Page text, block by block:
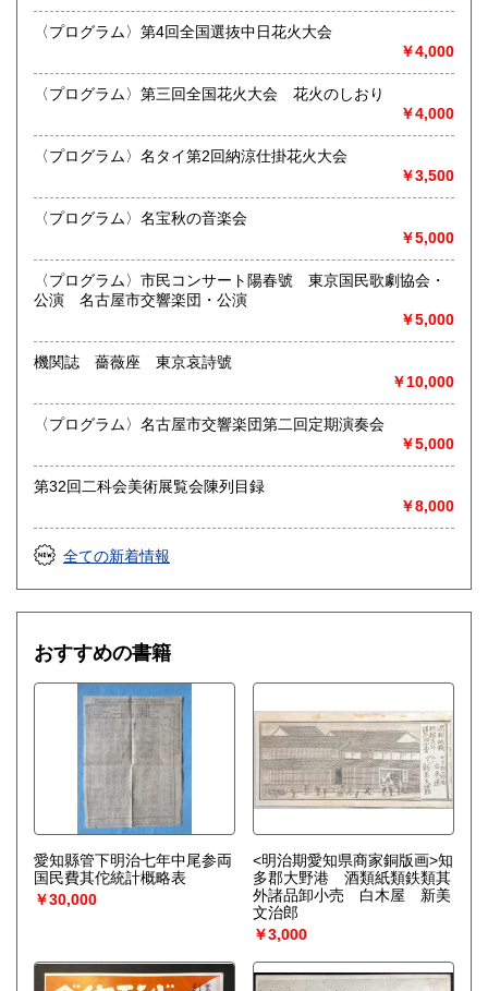
買取 買取専用フリーダイヤル 0120-006-229 (担当・
井上)
す。
御整理・御売却はお気軽に当店にご相談ください。
お電話、メール等でご連絡次第、即日に参上いたします。古
書買い取り、古本買い取り、大量大歓迎です。
特に古いもの全般(和本、古文書、紙物チラシ、郷土資料、地
図、宗教、芸能、美術、文学、雑誌等)に力を入れておりま
す。
又書画骨董品も別部門で取り扱いしておりますので引越し増
愛知県・岐阜県を中心に近県の方、日時打ち合わせの後、ご
訪問し、見積もり・買入をさせていただきます。
まずはお気軽にご連絡ください。
お品物を送料着払いでお送りいただければ、即日に評価しご
連絡ご送金いたします。
愛知県江南市前飛保町栄284 扶桑文庫 担当井
上
取り扱い分野
総記、哲学宗教、歴史、社会科学、自然科学、美術工芸、国
語国文、外国文学、古典籍、近代文献、趣味、外国書、サブ
カルチャー、古書一般（その他）
古文書・和本・刷り物・絵葉書・近代文献資料・エフェメラ
〈プログラム〉第4回全国選抜中日花火大会
￥4,000
〈プログラム〉第三回全国花火大会 花火のしおり
￥4,000
〈プログラム〉名タイ第2回納涼仕掛花火大会
￥3,500
〈プログラム〉名宝秋の音楽会
￥5,000
〈プログラム〉市民コンサート陽春號 東京国民歌劇協会・
公演 名古屋市交響楽団・公演
￥5,000
機関誌 薔薇座 東京哀詩號
￥10,000
〈プログラム〉名古屋市交響楽団第二回定期演奏会
￥5,000
第32回二科会美術展覧会陳列目録
￥8,000
全ての新着情報
おすすめの書籍
愛知縣管下明治七年中尾参両
国民費其佗統計概略表
￥30,000
<明治期愛知県商家銅版画>知
多郡大野港 酒類紙類鉄類其
外諸品卸小売 白木屋 新美
文治郎
￥3,000